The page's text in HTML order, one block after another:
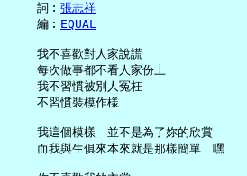
     詞︰
張志祥
     編︰
EQUAL
     我不喜歡對人家說謊
     每次做事都不看人家份上
     我不習慣被別人冤枉
     不習慣裝模作樣
     我這個模樣　並不是為了妳的欣賞
     而我與生俱來本來就是那樣簡單　嘿